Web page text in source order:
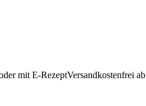
mit E-RezeptVersandkostenfrei